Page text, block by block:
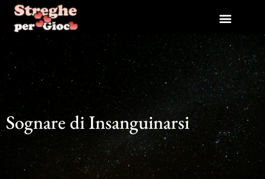
contenuto
Sognare di Insanguinarsi